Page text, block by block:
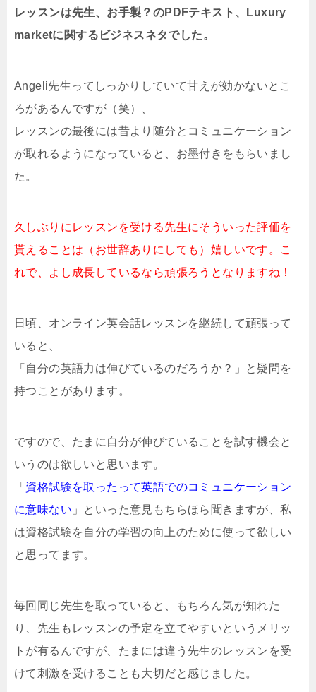
レッスンは先生、お手製？のPDFテキスト、Luxury
marketに関するビジネスネタでした。
Angeli先生ってしっかりしていて甘えが効かないとこ
ろがあるんですが（笑）、
レッスンの最後には昔より随分とコミュニケーション
が取れるようになっていると、お墨付きをもらいまし
た。
久しぶりにレッスンを受ける先生にそういった評価を
貰えることは（お世辞ありにしても）嬉しいです。こ
れで、よし成長しているなら頑張ろうとなりますね！
日頃、オンライン英会話レッスンを継続して頑張って
いると、
「自分の英語力は伸びているのだろうか？」と疑問を
持つことがあります。
ですので、たまに自分が伸びていることを試す機会と
いうのは欲しいと思います。
「 資格試験を取ったって英語でのコミュニケーション
に意味ない 」といった意見もちらほら聞きますが、私
は資格試験を自分の学習の向上のために使って欲しい
と思ってます。
毎回同じ先生を取っていると、もちろん気が知れた
り、先生もレッスンの予定を立てやすいというメリッ
トが有るんですが、たまには違う先生のレッスンを受
けて刺激を受けることも大切だと感じました。